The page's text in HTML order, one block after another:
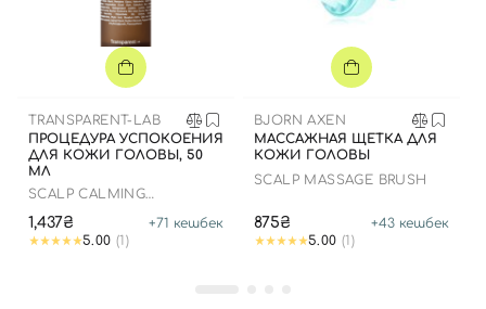
TRANSPARENT-LAB
ПРОЦЕДУРА УСПОКОЕНИЯ
ДЛЯ КОЖИ ГОЛОВЫ, 50
МЛ
SCALP CALMING
1,437₴ +71 кешбек
5.00 (1)
BJORN AXEN
МАССАЖНАЯ ЩЕТКА ДЛЯ
КОЖИ ГОЛОВЫ
SCALP MASSAGE BRUSH
875₴ +43 кешбек
5.00 (1)
Вход Регистрация
Номер телефона